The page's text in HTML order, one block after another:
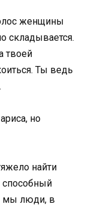
женщины
складывается.
твоей
Ты ведь
но
найти
мы люди, в